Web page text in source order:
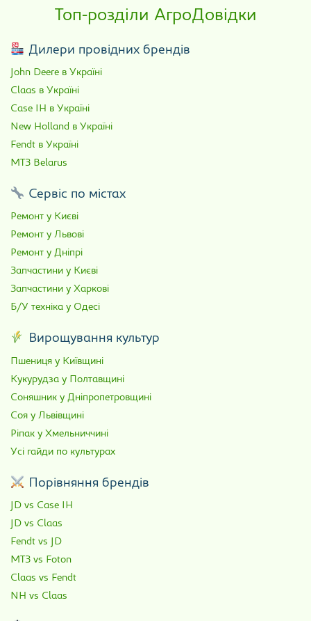
Топ-розділи АгроДовідки
Дилери провідних брендів
John Deere в Україні
Claas в Україні
Case IH в Україні
New Holland в Україні
Fendt в Україні
МТЗ Belarus
Сервіс по містах
Ремонт у Києві
Ремонт у Львові
Ремонт у Дніпрі
Запчастини у Києві
Запчастини у Харкові
Б/У техніка у Одесі
Вирощування культур
Пшениця у Київщині
Кукурудза у Полтавщині
Соняшник у Дніпропетровщині
Соя у Львівщині
Ріпак у Хмельниччині
Усі гайди по культурах
Порівняння брендів
JD vs Case IH
JD vs Claas
Fendt vs JD
МТЗ vs Foton
Claas vs Fendt
NH vs Claas